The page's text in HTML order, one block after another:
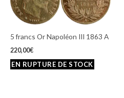
5 francs Or Napoléon III 1863 A
220,00€